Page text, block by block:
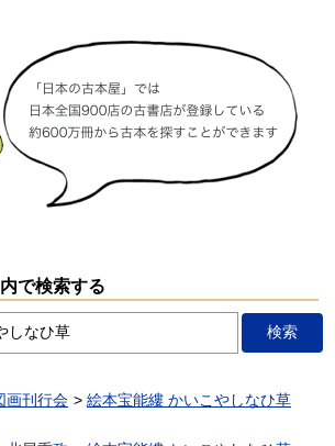
で検索する
画刊行会 絵本宝能縷 かいこやしなひ草